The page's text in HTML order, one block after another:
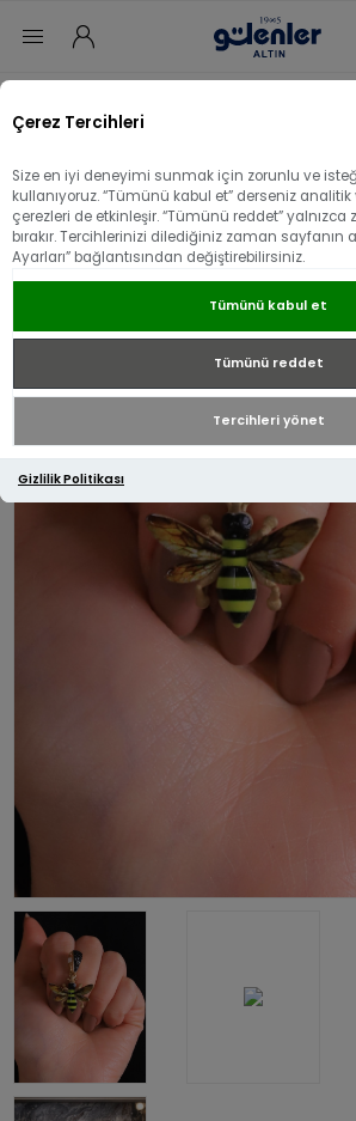
Çerez Tercihleri
Size en iyi deneyimi sunmak için zorunlu ve
kullanıyoruz. “Tümünü kabul et” derseniz
çerezleri de etkinleşir. “Tümünü reddet” yalnızca
bırakır. Tercihlerinizi dilediğiniz zaman sayfanın
Ayarları” bağlantısından değiştirebilirsiniz.
Tümünü kabul et
Tümünü reddet
Tercihleri yönet
Gizlilik Politikası
14 Ayar Altın İtalyan Arı